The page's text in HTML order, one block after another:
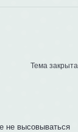
Тема закрыта
не высовываться